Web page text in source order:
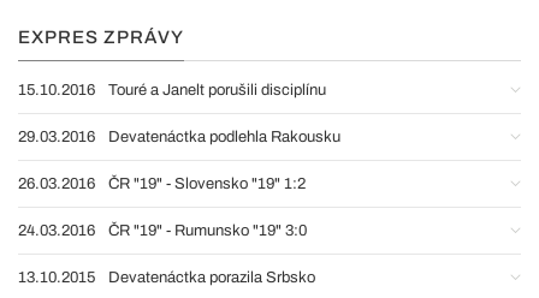
EXPRES ZPRÁVY
15.10.2016 Touré a Janelt porušili disciplínu
29.03.2016 Devatenáctka podlehla Rakousku
26.03.2016 ČR "19" - Slovensko "19" 1:2
24.03.2016 ČR "19" - Rumunsko "19" 3:0
13.10.2015 Devatenáctka porazila Srbsko